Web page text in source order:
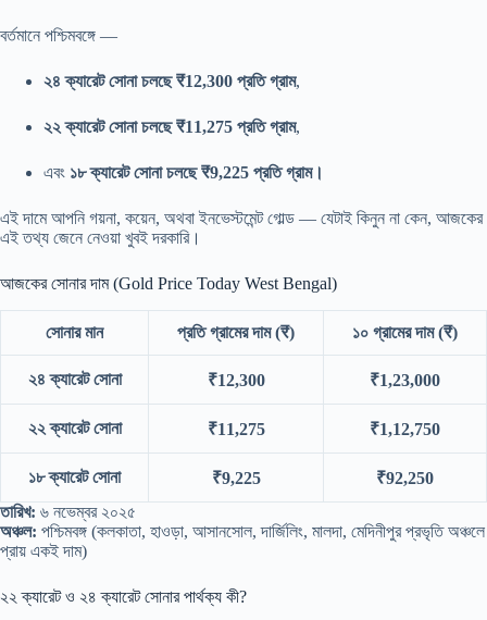
বর্তমানে পশ্চিমবঙ্গে —
২৪ ক্যারেট সোনা চলছে ₹12,300 প্রতি গ্রাম,
২২ ক্যারেট সোনা চলছে ₹11,275 প্রতি গ্রাম,
এবং ১৮ ক্যারেট সোনা চলছে ₹9,225 প্রতি গ্রাম।
এই দামে আপনি গয়না, কয়েন, অথবা ইনভেস্টমেন্ট গোল্ড — যেটাই কিনুন না কেন, আজকের
এই তথ্য জেনে নেওয়া খুবই দরকারি।
আজকের সোনার দাম (Gold Price Today West Bengal)
সোনার মান প্রতি গ্রামের দাম (₹) ১০ গ্রামের দাম (₹)
২৪ ক্যারেট সোনা ₹12,300 ₹1,23,000
২২ ক্যারেট সোনা ₹11,275 ₹1,12,750
১৮ ক্যারেট সোনা ₹9,225
₹92,250
তারিখ: ৬ নভেম্বর ২০২৫
অঞ্চল: পশ্চিমবঙ্গ (কলকাতা, হাওড়া, আসানসোল, দার্জিলিং, মালদা, মেদিনীপুর প্রভৃতি অঞ্চলে
প্রায় একই দাম)
২২ ক্যারেট ও ২৪ ক্যারেট সোনার পার্থক্য কী?